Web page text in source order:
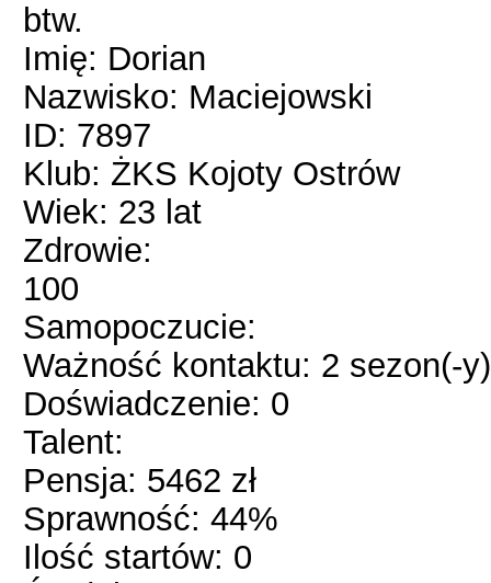
btw.
Imię: Dorian
Nazwisko: Maciejowski
ID: 7897
Klub: ŻKS Kojoty Ostrów
Wiek: 23 lat
Zdrowie:
100
Samopoczucie:
Ważność kontaktu: 2 sezon(-y)
Doświadczenie: 0
Talent:
Pensja: 5462 zł
Sprawność: 44%
Ilość startów: 0